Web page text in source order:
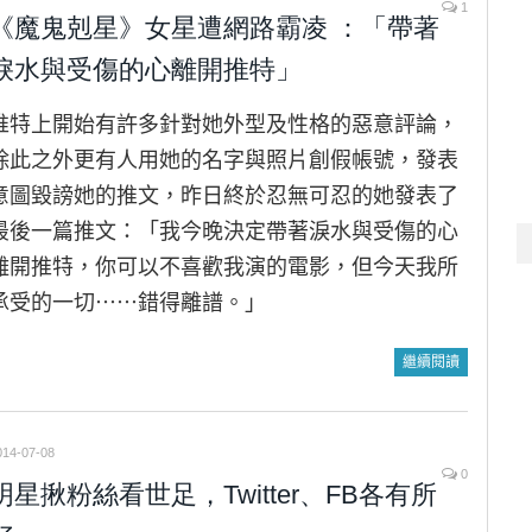
1
魔鬼剋星》女星遭網路霸凌 ：「帶著
水與受傷的心離開推特」
特上開始有許多針對她外型及性格的惡意評論，
此之外更有人用她的名字與照片創假帳號，發表
圖毀謗她的推文，昨日終於忍無可忍的她發表了
後一篇推文：「我今晚決定帶著淚水與受傷的心
開推特，你可以不喜歡我演的電影，但今天我所
受的一切⋯⋯錯得離譜。」
繼續閱讀
07-08
0
星揪粉絲看世足，Twitter、FB各有所